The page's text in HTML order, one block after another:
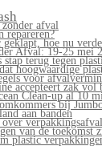
afval
repareren?
hoe nu
Afval: 19-25 mei
stap terug tegen
hoogwaardige
voor
accepteert zak vol
Clean-up al 10
bij
aan banden
van de toekomst
plastic